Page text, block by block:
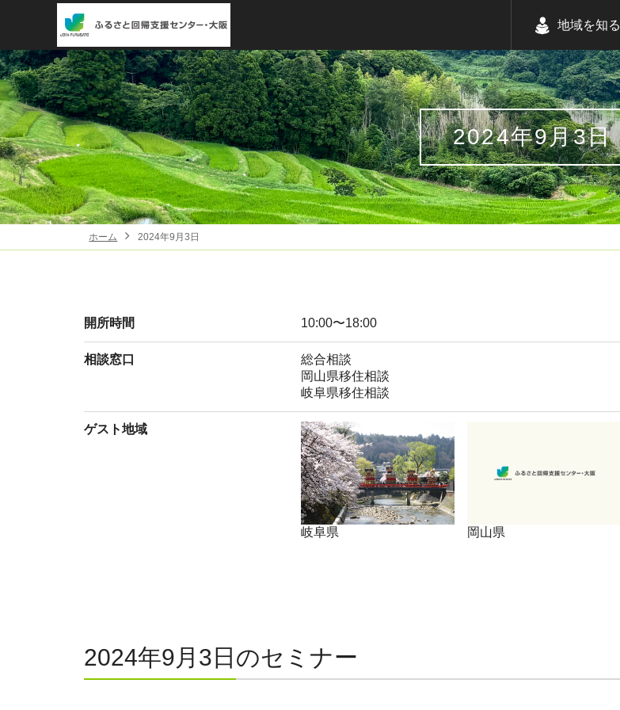
地域を知る
2024年9月3日
ホーム 2024年9月3日
開所時間 10:00〜18:00
相談窓口
総合相談
岡山県移住相談
岐阜県移住相談
ゲスト地域
岐阜県 岡山県
2024年9月3日のセミナー